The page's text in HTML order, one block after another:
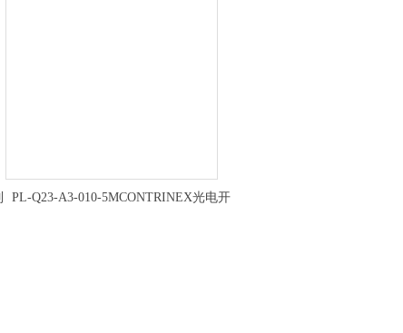
PL-Q23-A3-010-5MCONTRINEX光电开